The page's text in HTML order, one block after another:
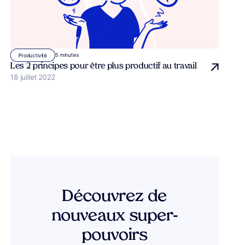
Productivité 5 minutes
Les 2 principes pour être plus productif au travail
Publié le
18 juillet 2022
Découvrez de
nouveaux super-
pouvoirs